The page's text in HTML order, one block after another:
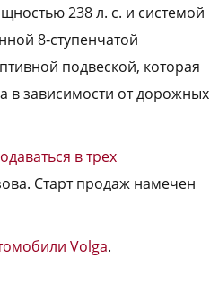
238 л. с. и системой
8‑ступенчатой
подвеской, которая
в зависимости от дорожных
в трех
Старт продаж намечен
Volga.